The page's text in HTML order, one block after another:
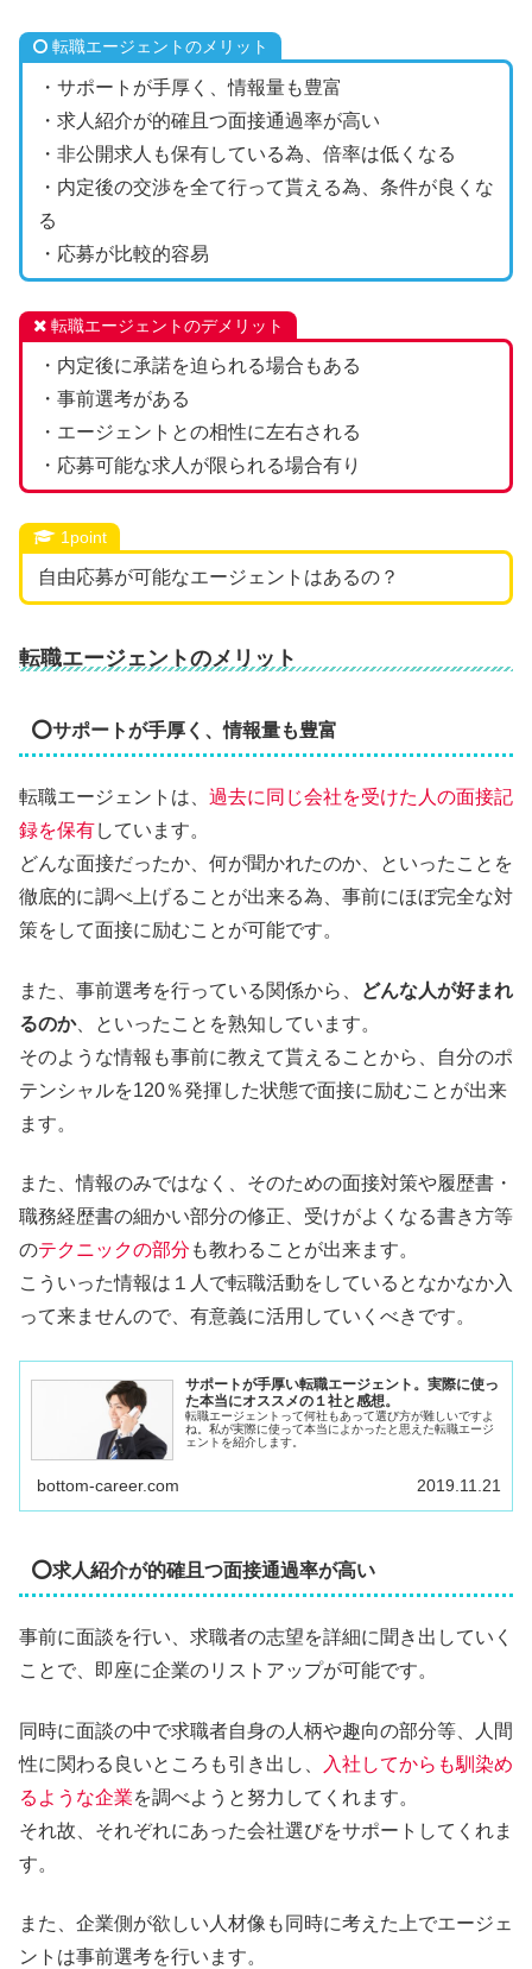
転職エージェントのメリット
・サポートが手厚く、情報量も豊富
・求人紹介が的確且つ面接通過率が高い
・非公開求人も保有している為、倍率は低くなる
・内定後の交渉を全て行って貰える為、条件が良くな
る
・応募が比較的容易
転職エージェントのデメリット
・内定後に承諾を迫られる場合もある
・事前選考がある
・エージェントとの相性に左右される
・応募可能な求人が限られる場合有り
1point
自由応募が可能なエージェントはあるの？
転職エージェントのメリット
⭕サポートが手厚く、情報量も豊富
転職エージェントは、 過去に同じ会社を受けた人の面接記
録を保有しています。
どんな面接だったか、何が聞かれたのか、といったことを
徹底的に調べ上げることが出来る為、事前にほぼ完全な対
策をして面接に励むことが可能です。
また、事前選考を行っている関係から、
どんな人が好まれ
るのか、といったことを熟知しています。
そのような情報も事前に教えて貰えることから、自分のポ
テンシャルを120％発揮した状態で面接に励むことが出来
ます。
また、情報のみではなく、そのための面接対策や履歴書・
職務経歴書の細かい部分の修正、受けがよくなる書き方等
のテクニックの部分 も教わることが出来ます。
こういった情報は１人で転職活動をしているとなかなか入
って来ませんので、有意義に活用していくべきです。
サポートが手厚い転職エージェント。実際に使っ
た本当にオススメの１社と感想。
転職エージェントって何社もあって選び方が難しいですよ
ね。私が実際に使って本当によかったと思えた転職エージ
ェントを紹介します。
bottom-career.com 2019.11.21
⭕求人紹介が的確且つ面接通過率が高い
事前に面談を行い、求職者の志望を詳細に聞き出していく
ことで、即座に企業のリストアップが可能です。
同時に面談の中で求職者自身の人柄や趣向の部分等、人間
性に関わる良いところも引き出し、
入社してからも馴染め
るような企業を調べようと努力してくれます。
それ故、それぞれにあった会社選びをサポートしてくれま
す。
また、企業側が欲しい人材像も同時に考えた上でエージェ
ントは事前選考を行います。